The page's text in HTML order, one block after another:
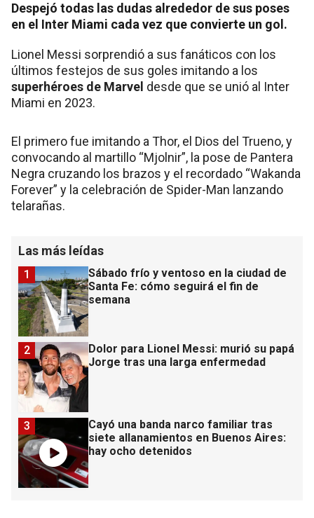
Despejó todas las dudas alrededor de sus poses
en el Inter Miami cada vez que convierte un gol.
Lionel Messi sorprendió a sus fanáticos con los
últimos festejos de sus goles imitando a los
superhéroes de Marvel desde que se unió al Inter
Miami en 2023.
El primero fue imitando a Thor, el Dios del Trueno, y
convocando al martillo “Mjolnir”, la pose de Pantera
Negra cruzando los brazos y el recordado “Wakanda
Forever” y la celebración de Spider-Man lanzando
telarañas.
Las más leídas
Sábado frío y ventoso en la ciudad de
Santa Fe: cómo seguirá el fin de
semana
1
Dolor para Lionel Messi: murió su papá
Jorge tras una larga enfermedad
2
Cayó una banda narco familiar tras
siete allanamientos en Buenos Aires:
hay ocho detenidos
3